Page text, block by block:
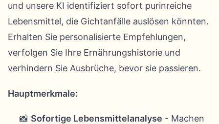
und unsere KI identifiziert sofort purinreiche
Lebensmittel, die Gichtanfälle auslösen könnten.
Erhalten Sie personalisierte Empfehlungen,
verfolgen Sie Ihre Ernährungshistorie und
verhindern Sie Ausbrüche, bevor sie passieren.
Hauptmerkmale:
📸 Sofortige Lebensmittelanalyse - Machen